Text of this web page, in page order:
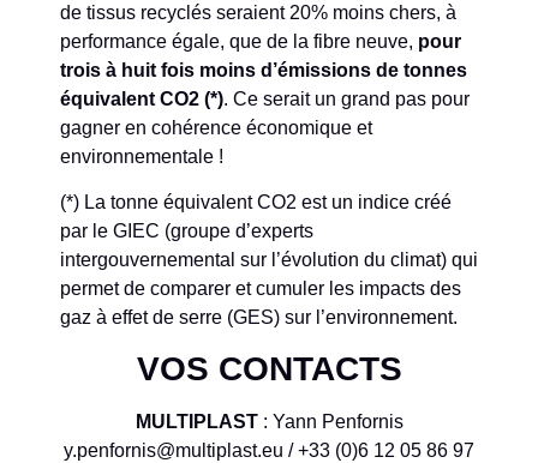
de tissus recyclés seraient 20% moins chers, à
performance égale, que de la fibre neuve, pour
trois à huit fois moins d’émissions de tonnes
équivalent CO2 (*). Ce serait un grand pas pour
gagner en cohérence économique et
environnementale !
(*) La tonne équivalent CO2 est un indice créé
par le GIEC (groupe d’experts
intergouvernemental sur l’évolution du climat) qui
permet de comparer et cumuler les impacts des
gaz à effet de serre (GES) sur l’environnement.
VOS CONTACTS
MULTIPLAST: Yann Penfornis
y.penfornis@multiplast.eu / +33 (0)6 12 05 86 97